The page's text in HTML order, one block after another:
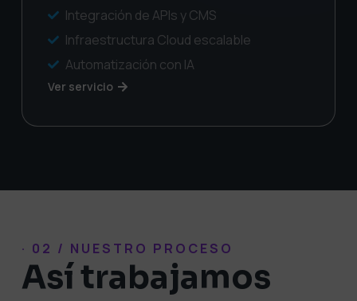
Integración de APIs y CMS
Infraestructura Cloud escalable
Automatización con IA
Ver servicio
· 02 / NUESTRO PROCESO
Así trabajamos